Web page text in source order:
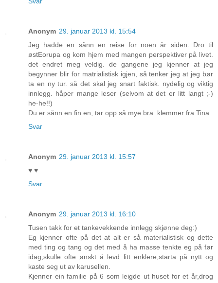
Anonym 29. januar 2013 kl. 15:54
Jeg hadde en sånn en reise for noen år siden. Dro til
østEorupa og kom hjem med mangen perspektiver på livet.
det endret meg veldig. de gangene jeg kjenner at jeg
begynner blir for matrialistisk igjen, så tenker jeg at jeg bør
ta en ny tur. så det skal jeg snart faktisk. nydelig og viktig
innlegg. håper mange leser (selvom at det er litt langt ;-)
he-he!!)
Du er sånn en fin en, tar opp så mye bra. klemmer fra Tina
Svar
Anonym 29. januar 2013 kl. 15:57
♥ ♥
Svar
Anonym 29. januar 2013 kl. 16:10
Tusen takk for et tankevekkende innlegg skjønne deg:)
Eg kjenner ofte på det at alt er så materialistisk og dette
med ting og tang og det med å ha masse tenkte eg på før
idag,skulle ofte ønskt å levd litt enklere,starta på nytt og
kaste seg ut av karusellen.
Kjenner ein familie på 6 som leigde ut huset for et år,drog